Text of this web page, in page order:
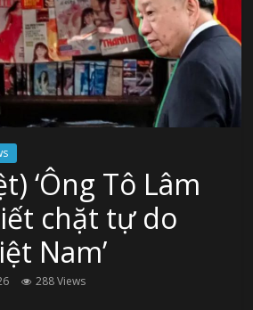
‘Ông Tô Lâm
chặt tự do
Nam’
288 Views